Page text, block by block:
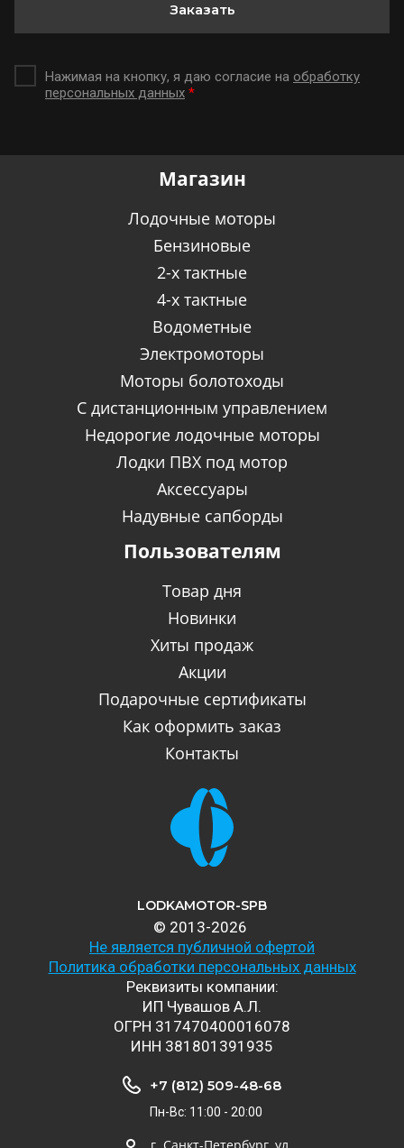
Нажимая на кнопку, я даю согласие на обработку
персональных данных *
Заказать
LODKAMOTOR-SPB
© 2013-2026
Не является публичной офертой
Политика обработки персональных данных
Реквизиты компании:
ИП Чувашов А.Л.
ОГРН 317470400016078
ИНН 381801391935
+7 (812) 509-48-68
Пн-Вс: 11:00 - 20:00
г. Санкт-Петербург, ул.
Магазин
Лодочные моторы
Бензиновые
2-х тактные
4-х тактные
Водометные
Электромоторы
Моторы болотоходы
C дистанционным управлением
Недорогие лодочные моторы
Лодки ПВХ под мотор
Аксессуары
Надувные сапборды
Пользователям
Товар дня
Новинки
Хиты продаж
Акции
Подарочные сертификаты
Как оформить заказ
Контакты